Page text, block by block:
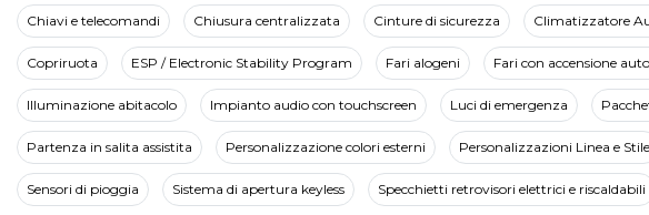
Chiavi e telecomandi Chiusura centralizzata Cinture di sicurezza Climatizzatore
Copriruota ESP / Electronic Stability Program Fari alogeni Fari con accensione
Illuminazione abitacolo Impianto audio con touchscreen Luci di emergenza
Partenza in salita assistita Personalizzazione colori esterni Personalizzazioni Linea e Stile
Sensori di pioggia Sistema di apertura keyless Specchietti retrovisori elettrici e riscaldabili